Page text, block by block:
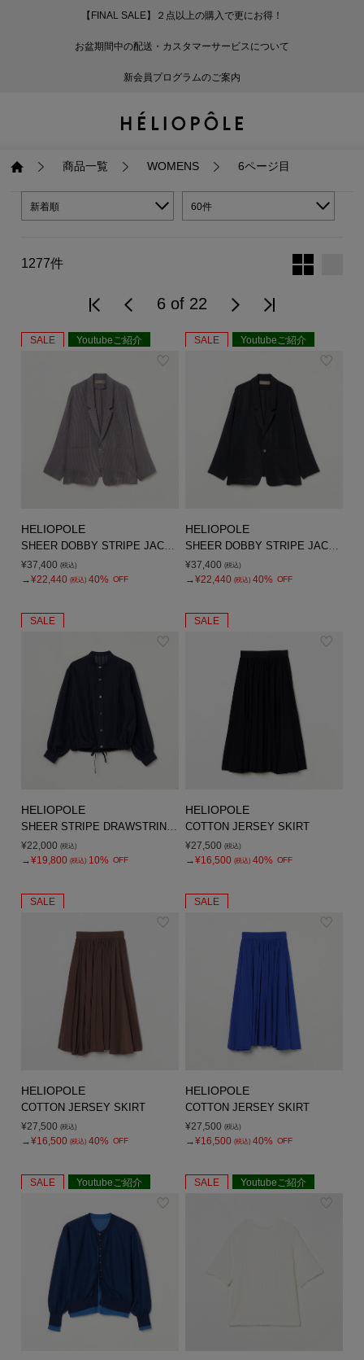
【FINAL SALE】２点以上の購入で更にお得！
お盆期間中の配送・カスタマーサービスについて
新会員プログラムのご案内
ジャケット・アウター
トップス
パンツ
バッグ
アクセサリー
ファッション雑貨
戻る
コート（29）
ジャケット（31）
ブルゾン（22）
戻る
Tシャツ・カットソ
シャツ・ブラウス（
ニット（168）
フーディ（6）
ベスト・ジレ（30）
その他トップス（21
パンツ
戻る
パンツ（168）
スカート
戻る
スカート（89）
戻る
ワンピース（64）
戻る
サンダル（31）
パンプス（4）
バレエシューズ（8）
レザーシューズ（1）
その他シューズ（2）
バッグ
戻る
トートバッグ（22）
ショルダーバッグ（
かごバッグ（1）
ファッション雑貨
戻る
傘（10）
帽子（19）
ヘアアクセサリー（
ベルト（10）
グローブ（6）
ソックス・レッグウ
その他（2）
アクセサリー
戻る
ネックレス（9）
ピアス・イヤリング
その他アクセサリー
ジャケット・アウター
トップス
パンツ
バッグ
アクセサリー
ファッション雑貨
ジャケット・アウター
戻る
コート
ジャケット
トップス
戻る
Tシャツ・カットソー
シャツ・ブラウス
フーディ
ベスト・ジレ
その他トップス
パンツ
ワンピース
シューズ
戻る
サンダル
パンプス
バレエシューズ
レザーシューズ
その他シューズ
戻る
トートバッグ
ショルダーバッグ
ファッション雑貨
戻る
傘
帽子
ヘアアクセサリー
ベルト
グローブ
ソックス・レッグウ
アクセサリー
戻る
ネックレス
ピアス・イヤリング
その他アクセサリー
商品一覧 WOMENS 6ページ目
新着順 60件
1277件
6 of 22
SALE Youtubeご紹介
HELIOPOLE
SHEER DOBBY STRIPE JACKET
¥37,400 (税込)
→¥22,440 (税込) 40% OFF
SALE Youtubeご紹介
HELIOPOLE
SHEER DOBBY STRIPE JACKET
¥37,400 (税込)
→¥22,440 (税込) 40% OFF
SALE
HELIOPOLE
¥22,000 (税込)
→¥19,800 (税込) 10% OFF
SALE
HELIOPOLE
COTTON JERSEY SKIRT
¥27,500 (税込)
→¥16,500 (税込) 40% OFF
SALE
HELIOPOLE
COTTON JERSEY SKIRT
¥27,500 (税込)
→¥16,500 (税込) 40% OFF
SALE
HELIOPOLE
COTTON JERSEY SKIRT
¥27,500 (税込)
→¥16,500 (税込) 40% OFF
SALE Youtubeご紹介 SALE Youtubeご紹介